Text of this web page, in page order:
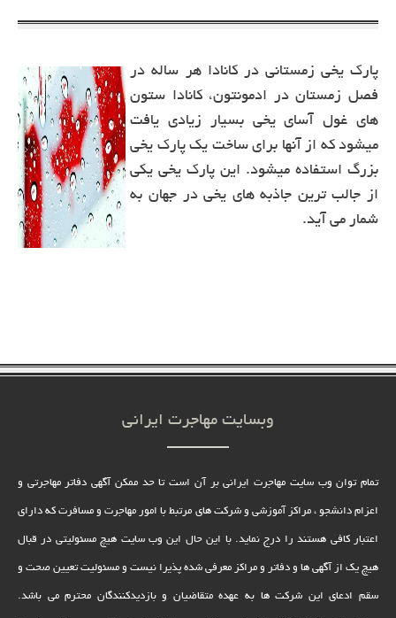
پارک یخی زمستانی در کانادا هر ساله در
فصل زمستان در ادمونتون، کانادا ستون
های غول آسای یخی بسیار زیادی یافت
میشود که از آنها برای ساخت یک پارک یخی
بزرگ استفاده میشود. این پارک یخی یکی
از جالب ترین جاذبه های یخی در جهان به
شمار می آید.
وبسایت مهاجرت ایرانی
تمام توان وب سایت مهاجرت ایرانی بر آن است تا حد ممکن آگهی دفاتر مهاجرتی و
اعزام دانشجو ، مراکز آموزشی و شرکت های مرتبط با امور مهاجرت و مسافرت که دارای
اعتبار کافی هستند را درج نماید. با این حال این وب سایت هیچ مسئولیتی در قبال
هیچ یک از آگهی ها و دفاتر و مراکز معرفی شده پذیرا نیست و مسئولیت تعیین صحت و
سقم ادعای این شرکت ها به عهده متقاضیان و بازدیدکنندگان محترم می باشد.